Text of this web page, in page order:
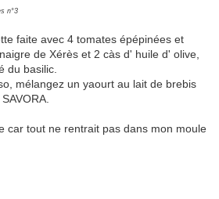
n°3
faite avec 4 tomates épépinées et
de Xérès et 2 càs d' huile d' olive,
du basilic.
mélangez un yaourt au lait de brebis
car tout ne rentrait pas dans mon moule